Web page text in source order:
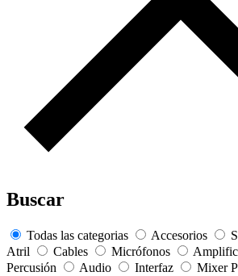
Buscar
Todas las categorias Accesorios
Atril
Cables Micrófonos
Percusión
Audio Interfaz Mixer